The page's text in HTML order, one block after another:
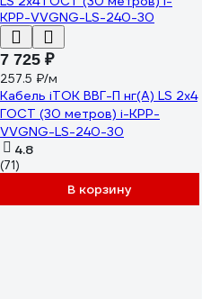
7 725 ₽
257.5 ₽/м
Кабель iTOK ВВГ-П нг(А) LS 2x4
ГОСТ (30 метров) i-KPP-
VVGNG-LS-240-30
4.8
(71)
В корзину